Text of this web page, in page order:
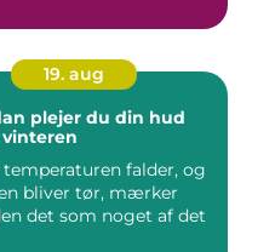
19. aug
plejer du din hud
temperaturen falder, og
bliver tør, mærker
det som noget af det